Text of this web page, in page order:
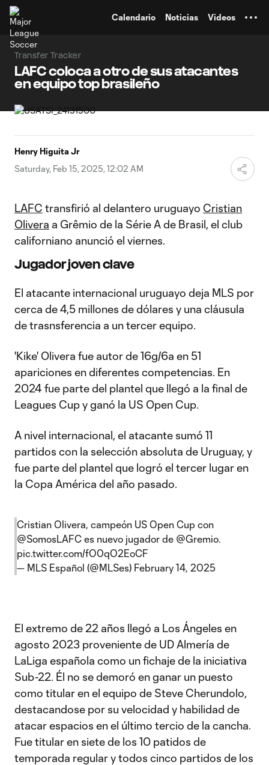
Calendario Noticias Videos
Transfer Tracker
LAFC coloca a otro de sus atacantes
en equipo top brasileño
Henry Higuita Jr
Saturday, Feb 15, 2025, 12:02 AM
LAFC transfirió al delantero uruguayo Cristian
Olivera a Grêmio de la Série A de Brasil, el club
californiano anunció el viernes.
Jugador joven clave
El atacante internacional uruguayo deja MLS por
cerca de 4,5 millones de dólares y una cláusula
de trasnsferencia a un tercer equipo.
'Kike' Olivera fue autor de 16g/6a en 51
apariciones en diferentes competencias. En
2024 fue parte del plantel que llegó a la final de
Leagues Cup y ganó la US Open Cup.
A nivel internacional, el atacante sumó 11
partidos con la selección absoluta de Uruguay, y
fue parte del plantel que logró el tercer lugar en
la Copa América del año pasado.
Cristian Olivera, campeón US Open Cup con
@SomosLAFC es nuevo jugador de @Gremio.
pic.twitter.com/fO0qO2EoCF
— MLS Español (@MLSes) February 14, 2025
El extremo de 22 años llegó a Los Ángeles en
agosto 2023 proveniente de UD Almería de
LaLiga española como un fichaje de la iniciativa
Sub-22. Él no se demoró en ganar un puesto
como titular en el equipo de Steve Cherundolo,
destacandose por su velocidad y habilidad de
atacar espacios en el último tercio de la cancha.
Fue titular en siete de los 10 patidos de
temporada regular y todos cinco partidos de los